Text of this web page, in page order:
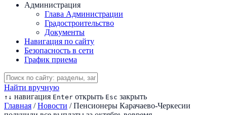
Администрация
Глава Администрации
Градостроительство
Документы
Навигация по сайту
Безопасность в сети
График приема
Найти вручную
↑ ↓ навигация Enter открыть Esc закрыть
Главная / Новости / Пенсионеры Карачаево-Черкесии